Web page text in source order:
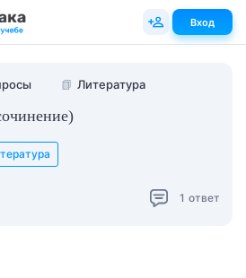
📗 Литература
1 ответ
Вход